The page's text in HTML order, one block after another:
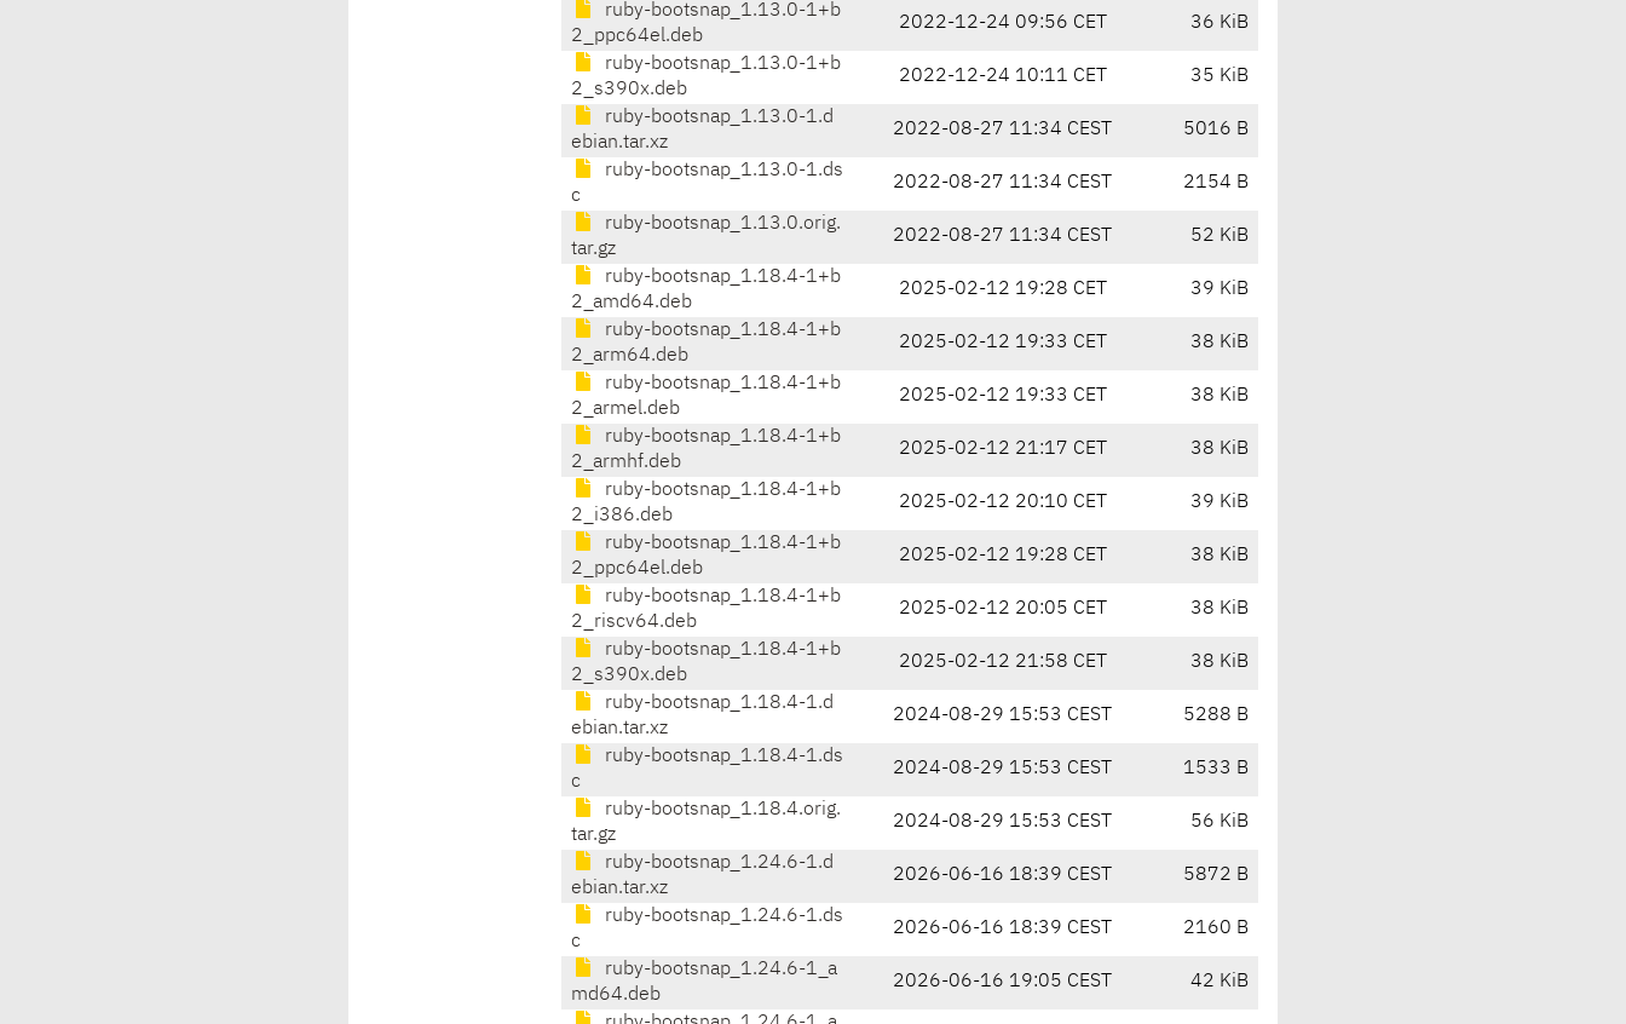
ruby-bootsnap_1.13.0-1+b
2_ppc64el.deb
2022-12-24 09:56 CET 36 KiB
ruby-bootsnap_1.13.0-1+b
2_s390x.deb
2022-12-24 10:11 CET 35 KiB
ruby-bootsnap_1.13.0-1.d
ebian.tar.xz
2022-08-27 11:34 CEST 5016 B
ruby-bootsnap_1.13.0-1.ds
c
2022-08-27 11:34 CEST 2154 B
ruby-bootsnap_1.13.0.orig.
tar.gz
2022-08-27 11:34 CEST 52 KiB
ruby-bootsnap_1.18.4-1+b
2_amd64.deb
2025-02-12 19:28 CET 39 KiB
ruby-bootsnap_1.18.4-1+b
2_arm64.deb
2025-02-12 19:33 CET 38 KiB
ruby-bootsnap_1.18.4-1+b
2_armel.deb
2025-02-12 19:33 CET 38 KiB
ruby-bootsnap_1.18.4-1+b
2_armhf.deb
2025-02-12 21:17 CET 38 KiB
ruby-bootsnap_1.18.4-1+b
2_i386.deb
2025-02-12 20:10 CET 39 KiB
ruby-bootsnap_1.18.4-1+b
2_ppc64el.deb
2025-02-12 19:28 CET 38 KiB
ruby-bootsnap_1.18.4-1+b
2_riscv64.deb
2025-02-12 20:05 CET 38 KiB
ruby-bootsnap_1.18.4-1+b
2_s390x.deb
2025-02-12 21:58 CET 38 KiB
ruby-bootsnap_1.18.4-1.d
ebian.tar.xz
2024-08-29 15:53 CEST 5288 B
ruby-bootsnap_1.18.4-1.ds
c
2024-08-29 15:53 CEST 1533 B
ruby-bootsnap_1.18.4.orig.
tar.gz
2024-08-29 15:53 CEST 56 KiB
ruby-bootsnap_1.24.6-1.d
ebian.tar.xz
2026-06-16 18:39 CEST 5872 B
ruby-bootsnap_1.24.6-1.ds
c
2026-06-16 18:39 CEST 2160 B
ruby-bootsnap_1.24.6-1_a
md64.deb
2026-06-16 19:05 CEST 42 KiB